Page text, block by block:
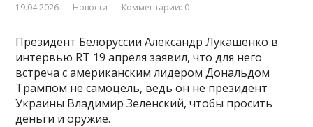
19.04.2026 Новости Комментарии: 0
Президент Белоруссии Александр Лукашенко в
интервью RT 19 апреля заявил, что для него
встреча с американским лидером Дональдом
Трампом не самоцель, ведь он не президент
Украины Владимир Зеленский, чтобы просить
деньги и оружие.